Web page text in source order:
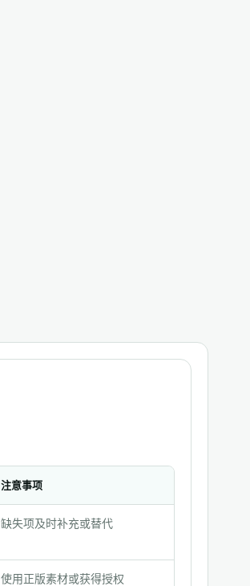
注意事项
缺失项及时补充或替代
使用正版素材或获得授权